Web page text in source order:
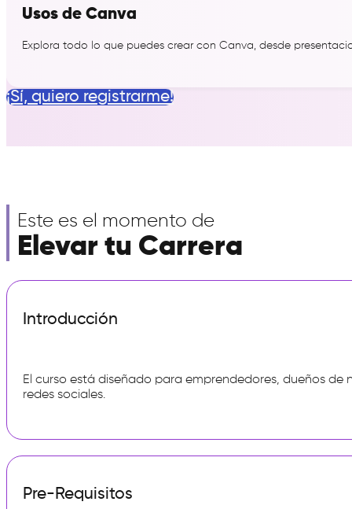
Usos de Canva
Explora todo lo que puedes crear con Canva, desde
¡Sí, quiero registrarme!
Este es el momento de
Elevar tu Carrera
Introducción
El curso está diseñado para emprendedores, dueños
redes sociales.
Pre-Requisitos